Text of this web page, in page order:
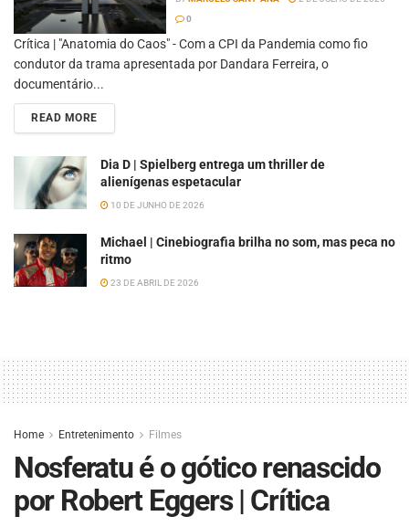
0
Crítica | "Anatomia do Caos" - Com a CPI da Pandemia como fio
condutor da trama apresentada por Dandara Ferreira, o
documentário...
READ MORE
Dia D | Spielberg entrega um thriller de
alienígenas espetacular
10 DE JUNHO DE 2026
Michael | Cinebiografia brilha no som, mas peca no
ritmo
23 DE ABRIL DE 2026
Home Entretenimento Filmes
Nosferatu é o gótico renascido
por Robert Eggers | Crítica